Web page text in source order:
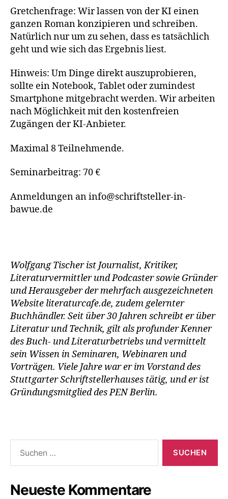
Gretchenfrage: Wir lassen von der KI einen
ganzen Roman konzipieren und schreiben.
Natürlich nur um zu sehen, dass es tatsächlich
geht und wie sich das Ergebnis liest.
Hinweis: Um Dinge direkt auszuprobieren,
sollte ein Notebook, Tablet oder zumindest
Smartphone mitgebracht werden. Wir arbeiten
nach Möglichkeit mit den kostenfreien
Zugängen der KI-Anbieter.
Maximal 8 Teilnehmende.
Seminarbeitrag: 70 €
Anmeldungen an info@schriftsteller-in-
bawue.de
Wolfgang Tischer ist Journalist, Kritiker,
Literaturvermittler und Podcaster sowie Gründer
und Herausgeber der mehrfach ausgezeichneten
Website literaturcafe.de, zudem gelernter
Buchhändler. Seit über 30 Jahren schreibt er über
Literatur und Technik, gilt als profunder Kenner
des Buch- und Literaturbetriebs und vermittelt
sein Wissen in Seminaren, Webinaren und
Vorträgen. Viele Jahre war er im Vorstand des
Stuttgarter Schriftstellerhauses tätig, und er ist
Gründungsmitglied des PEN Berlin.
nach:
Neueste Kommentare